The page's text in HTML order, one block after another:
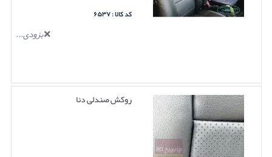
کد کالا : ۶۵۳۷
بزودی...
روکش صندلی دنا